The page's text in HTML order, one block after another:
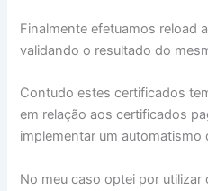
Finalmente efetuamos reload
validando o resultado do
Contudo estes certificados
em relação aos certificados
implementar um
No meu caso optei por